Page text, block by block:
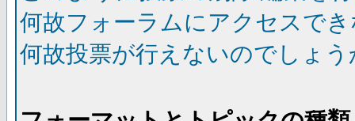
何故フォーラムにアクセスで
何故投票が行えないのでしょう